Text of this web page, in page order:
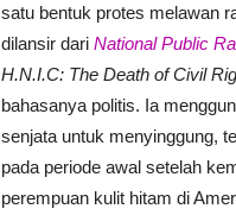
satu bentuk protes melawan
dilansir dari National Public
H.N.I.C: The Death of Civil
bahasanya politis. Ia
senjata untuk menyinggung,
pada periode awal setelah
perempuan kulit hitam di